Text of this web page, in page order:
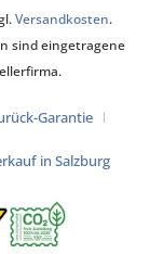
Versandkosten.
sind eingetragene
Garantie
in Salzburg